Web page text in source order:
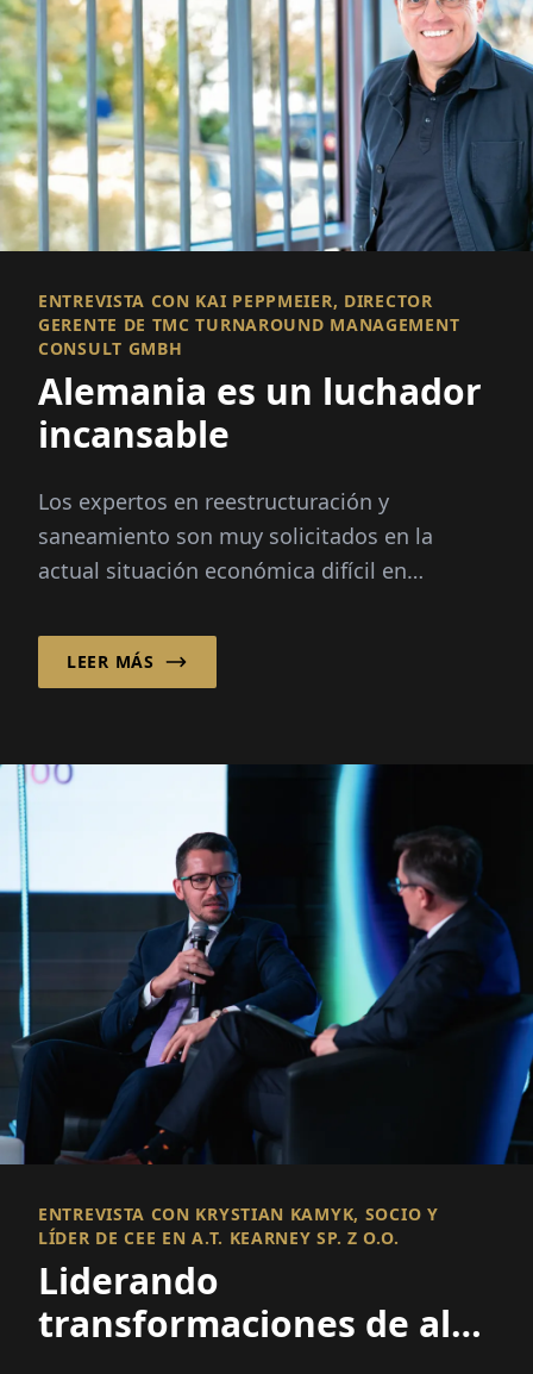
ENTREVISTA CON KAI PEPPMEIER, DIRECTOR
GERENTE DE TMC TURNAROUND MANAGEMENT
CONSULT GMBH
Alemania es un luchador
incansable
Los expertos en reestructuración y
saneamiento son muy solicitados en la
actual situación económica difícil en
ampliado...
LEER MÁS
ENTREVISTA CON KRYSTIAN KAMYK, SOCIO Y
LÍDER DE CEE EN A.T. KEARNEY SP. Z O.O.
Liderando
transformaciones de alto